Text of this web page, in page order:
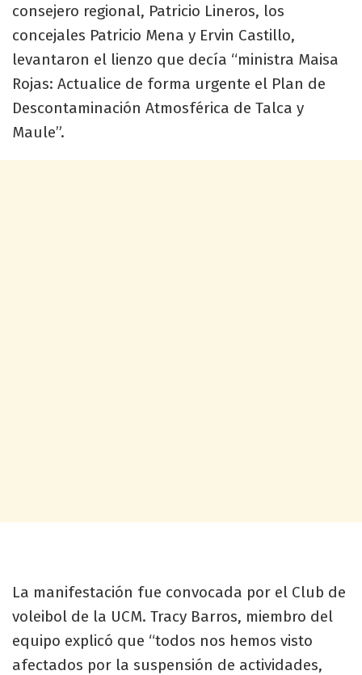
consejero regional, Patricio Lineros, los
concejales Patricio Mena y Ervin Castillo,
levantaron el lienzo que decía “ministra Maisa
Rojas: Actualice de forma urgente el Plan de
Descontaminación Atmosférica de Talca y
Maule”.
La manifestación fue convocada por el Club de
voleibol de la UCM. Tracy Barros, miembro del
equipo explicó que “todos nos hemos visto
afectados por la suspensión de actividades,